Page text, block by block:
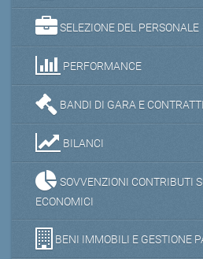
SELEZIONE DEL PERSONALE
PERFORMANCE
BANDI DI GARA E CONTRATTI
BILANCI
SOVVENZIONI CONTRIBUTI
ECONOMICI
BENI IMMOBILI E GESTIONE